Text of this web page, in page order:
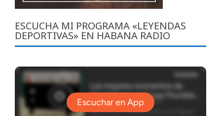
ESCUCHA MI PROGRAMA «LEYENDAS
DEPORTIVAS» EN HABANA RADIO